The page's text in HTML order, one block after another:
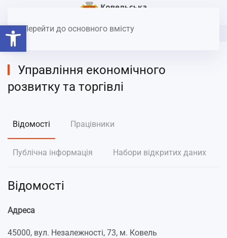
Відкрити Панель інструментів
Перейти до основного вмісту
економічного розвитку та торгівлі
Управління економічного
розвитку та торгівлі
Відомості Працівники
Публічна інформація Набори відкритих даних
Відомості
Адреса
45000, вул. Незалежності, 73, м. Ковель